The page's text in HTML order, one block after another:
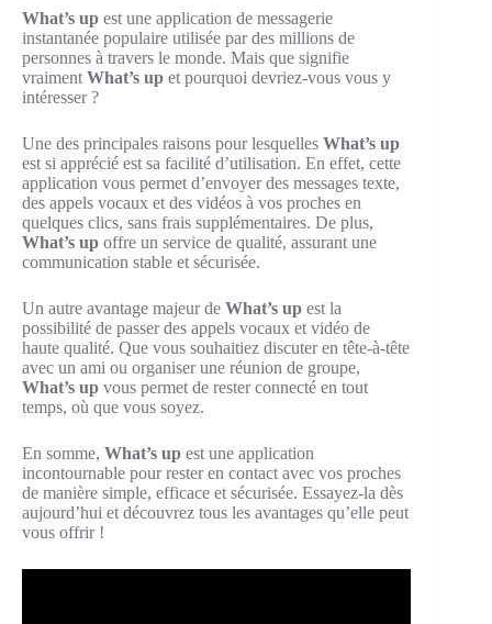
What’s up est une application de messagerie
instantanée populaire utilisée par des millions de
personnes à travers le monde. Mais que signifie
vraiment What’s up et pourquoi devriez-vous vous y
intéresser ?
Une des principales raisons pour lesquelles What’s up
est si apprécié est sa facilité d’utilisation. En effet, cette
application vous permet d’envoyer des messages texte,
des appels vocaux et des vidéos à vos proches en
quelques clics, sans frais supplémentaires. De plus,
What’s up offre un service de qualité, assurant une
communication stable et sécurisée.
Un autre avantage majeur de What’s up est la
possibilité de passer des appels vocaux et vidéo de
haute qualité. Que vous souhaitiez discuter en tête-à-tête
avec un ami ou organiser une réunion de groupe,
What’s up vous permet de rester connecté en tout
temps, où que vous soyez.
En somme, What’s up est une application
incontournable pour rester en contact avec vos proches
de manière simple, efficace et sécurisée. Essayez-la dès
aujourd’hui et découvrez tous les avantages qu’elle peut
vous offrir !